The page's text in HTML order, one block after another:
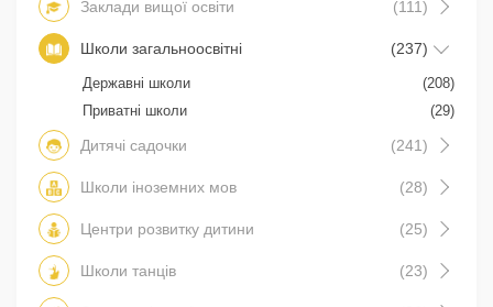
Заклади вищої освіти (111)
Школи загальноосвітні (237)
Державні школи
(208)
Приватні школи
(29)
Дитячі садочки (241)
Школи іноземних мов (28)
Центри розвитку дитини (25)
Школи танців (23)